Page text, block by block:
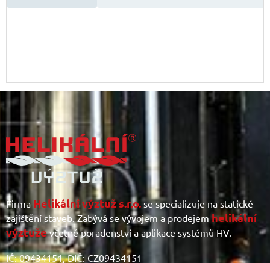
á
p
Firma Helikální výztuž s.r.o.se specializuje na statické
zajištění staveb. Zabývá se vývojem a prodejemhelikální
výztuževčetně poradenství a aplikace systémů HV.
IČ: 09434151, DIČ: CZ09434151